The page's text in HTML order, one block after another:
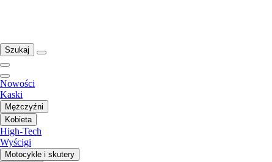
Szukaj
Nowości
Kaski
Mężczyźni
Kobieta
High-Tech
Wyścigi
Motocykle i skutery